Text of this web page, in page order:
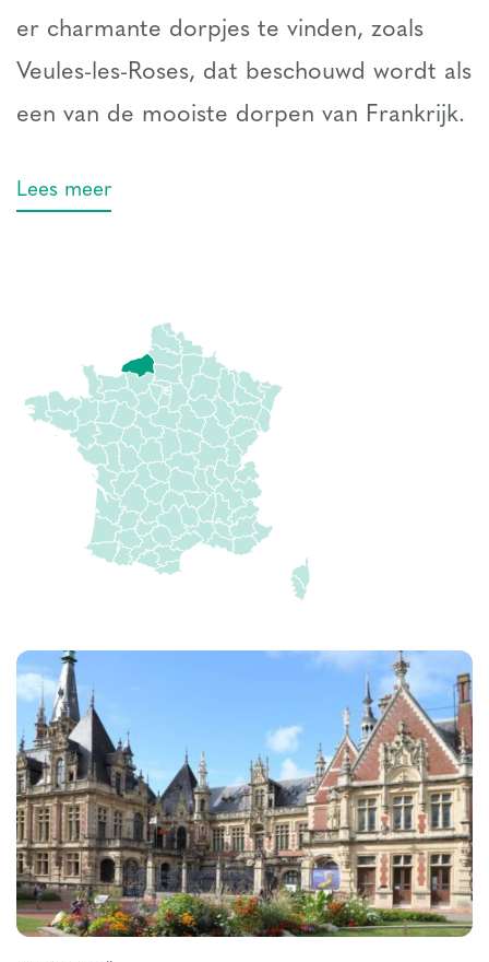
er charmante dorpjes te vinden, zoals
Veules-les-Roses, dat beschouwd wordt als
een van de mooiste dorpen van Frankrijk.
Lees meer